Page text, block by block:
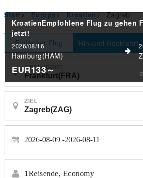
Start> Europa> Kroatien> Zagreb
Einfacher Flug Hin-und Rückfahrt
ABFLUGORT
ZIEL
2026-08-09 2026-08-11
1Reisende, Economy
KroatienEmpfohlene Flug zu gehen
jetzt!
2026/08/16
Hamburg(HAM)
EUR133～